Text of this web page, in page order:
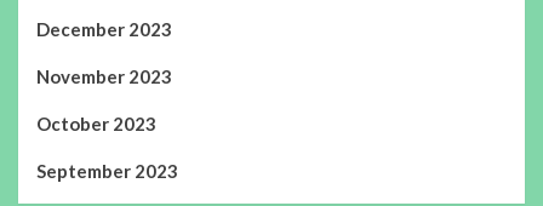
December 2023
November 2023
October 2023
September 2023